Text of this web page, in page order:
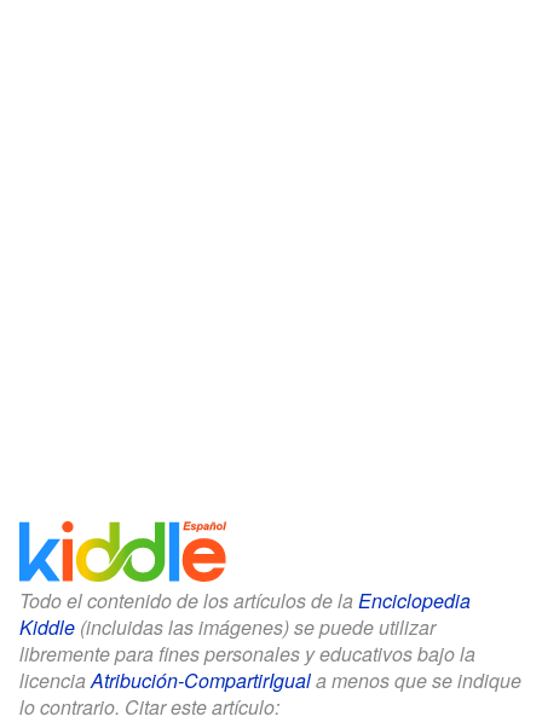
Todo el contenido de los artículos de la Enciclopedia
Kiddle (incluidas las imágenes) se puede utilizar
libremente para fines personales y educativos bajo la
licenciaAtribución-CompartirIguala menos que se indique
lo contrario. Citar este artículo: